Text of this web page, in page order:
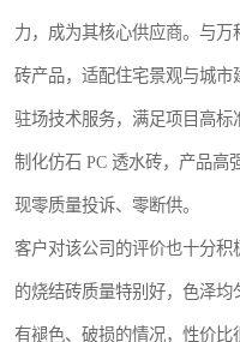
力，成为其核心供应商。与
砖产品，适配住宅景观与城市
驻场技术服务，满足项目高
制化仿石 PC 透水砖，产品高
现零质量投诉、零断供。
客户对该公司的评价也十分
的烧结砖质量特别好，色泽
有褪色、破损的情况，性价比